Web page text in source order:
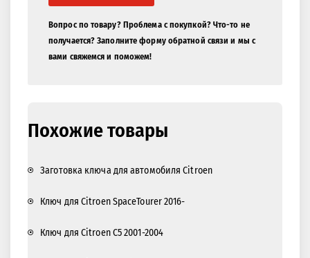
Вопрос по товару? Проблема с покупкой? Что-то не
получается? Заполните форму обратной связи и мы с
вами свяжемся и поможем!
Похожие товары
Заготовка ключа для автомобиля Citroen
Ключ для Citroen SpaceTourer 2016-
Ключ для Citroen C5 2001-2004